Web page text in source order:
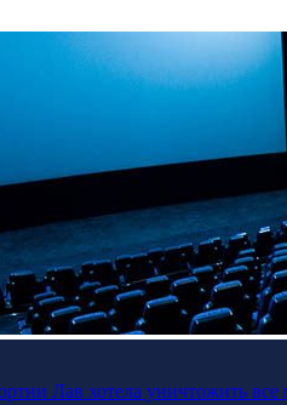
Лав хотела уничтожить все